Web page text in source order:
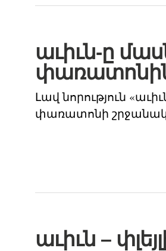
աւիւն-ը
Լավ նորություն
փառատոնի
աւիւն –